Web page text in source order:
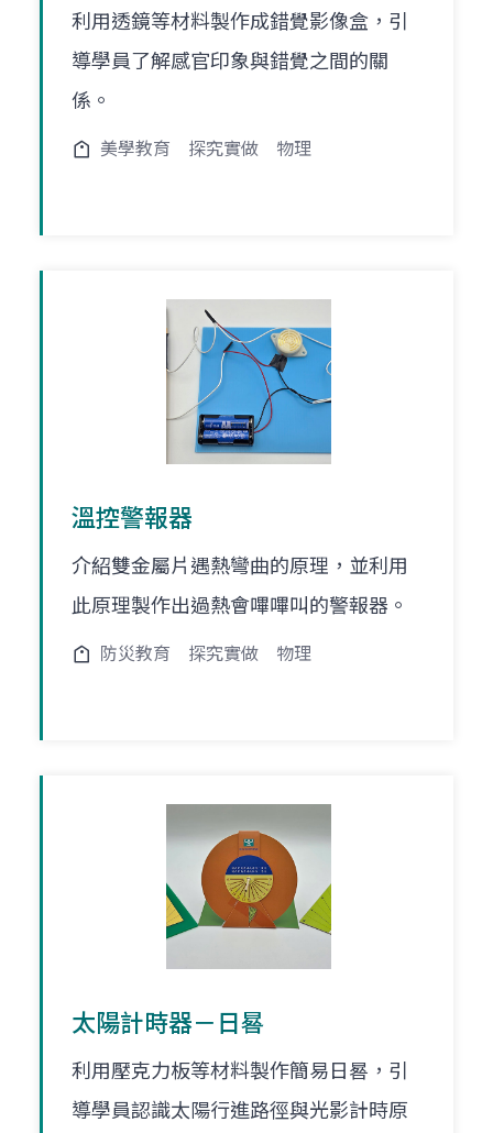
利用透鏡等材料製作成錯覺影像盒，引
導學員了解感官印象與錯覺之間的關
係。
美學教育 探究實做 物理
溫控警報器
介紹雙金屬片遇熱彎曲的原理，並利用
此原理製作出過熱會嗶嗶叫的警報器。
防災教育 探究實做 物理
太陽計時器－日晷
利用壓克力板等材料製作簡易日晷，引
導學員認識太陽行進路徑與光影計時原